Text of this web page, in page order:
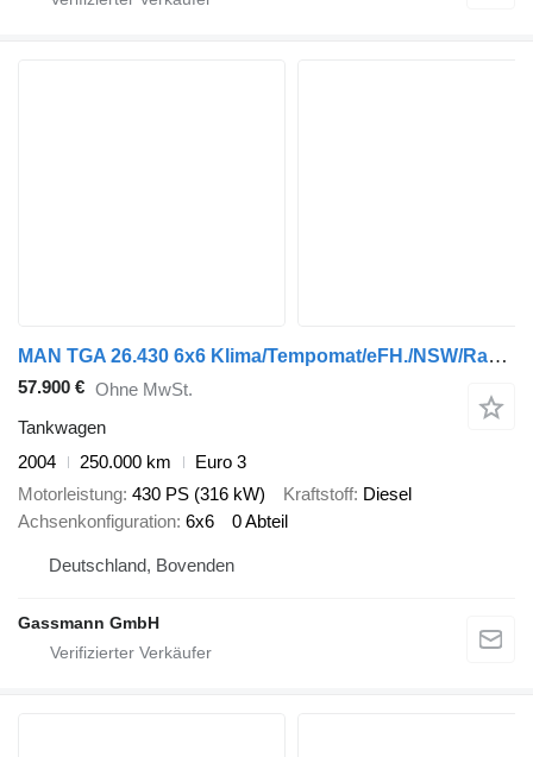
MAN TGA 26.430 6x6 Klima/Tempomat/eFH./NSW/Radio
57.900 € Ohne MwSt.
Tankwagen
2004
250.000 km
Euro 3
Motorleistung 430 PS (316 kW) Kraftstoff Diesel
Achsenkonfiguration 6x6 0 Abteil
Deutschland, Bovenden
Gassmann GmbH